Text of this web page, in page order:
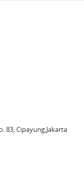
83, Cipayung,Jakarta